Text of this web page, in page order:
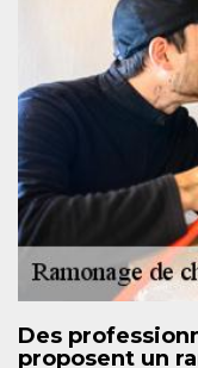
Des
proposent un